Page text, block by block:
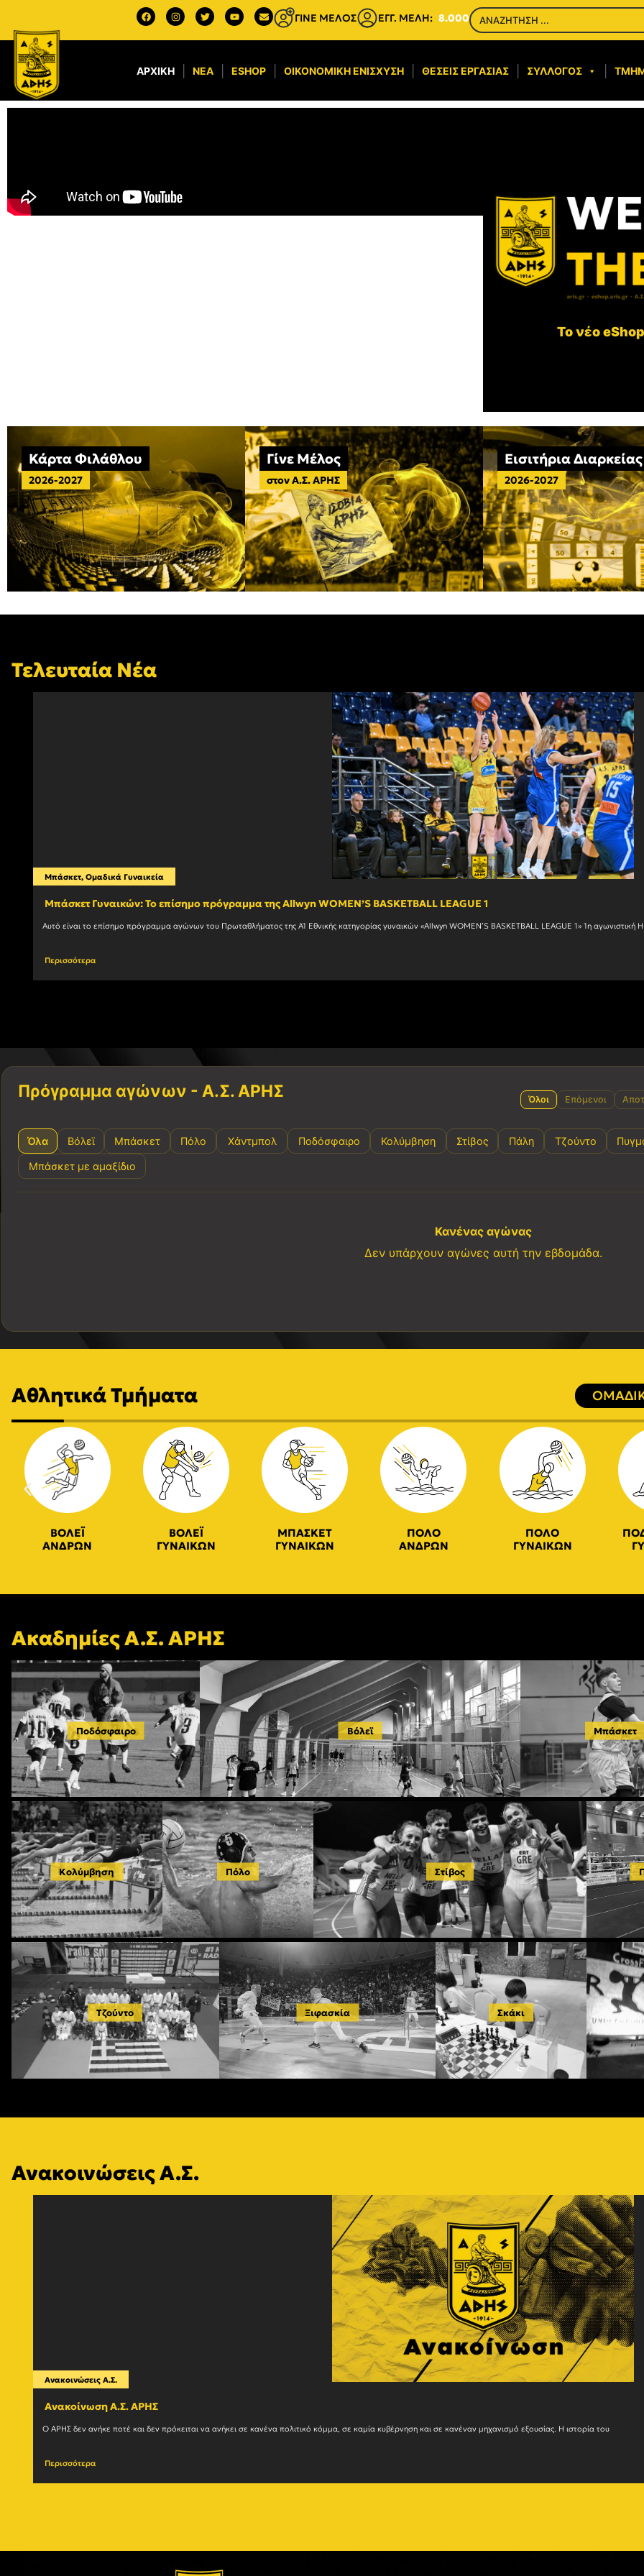
ΓΙΝΕ ΜΕΛΟΣ ΕΓΓ. ΜΕΛΗ: 8.000
ΑΡΧΙΚΉ ΝΈΑ ESHOP ΟΙΚΟΝΟΜΙΚΉ ΕΝΊΣΧΥΣΗ​ ΘΈΣΕΙΣ ΕΡΓΑΣΊΑΣ ΣΎΛΛΟΓΟΣ
Το νέο
Κάρτα Φιλάθλου
2026-2027
Γίνε Μέλος
στον Α.Σ. ΑΡΗΣ
Εισιτήρια Διαρκείας
2026-2027
Τελευταία Νέα
Μπάσκετ, Ομαδικά Γυναικεία
Mπάσκετ Γυναικών: Το επίσημο πρόγραμμα της Allwyn WOMEN’S BASKETBALL LEAGUE 1
Περισσότερα
Πρόγραμμα αγώνων - Α.Σ. ΑΡΗΣ Όλοι Επόμενοι
Όλα Βόλεϊ Μπάσκετ Πόλο Χάντμπολ Ποδόσφαιρο Κολύμβηση Στίβος Πάλη Τζούντο
Μπάσκετ με αμαξίδιο
Κανένας αγώνας
Δεν υπάρχουν αγώνες αυτή την εβδομάδα.
Αθλητικά Τμήματα
ΒΟΛΕΪ
ΑΝΔΡΩΝ
ΒΟΛΕΪ
ΓΥΝΑΙΚΩΝ
ΜΠΑΣΚΕΤ
ΓΥΝΑΙΚΩΝ
ΠΟΛΟ
ΑΝΔΡΩΝ
ΠΟΛΟ
ΓΥΝΑΙΚΩΝ
Ακαδημίες Α.Σ. ΑΡΗΣ
Ποδόσφαιρο Βόλεϊ Μπάσκετ
Κολύμβηση Πόλο Στίβος
Τζούντο Ξιφασκία Σκάκι
Ανακοινώσεις Α.Σ.
Ανακοινώσεις Α.Σ.
Ανακοίνωση Α.Σ. ΑΡΗΣ
Περισσότερα